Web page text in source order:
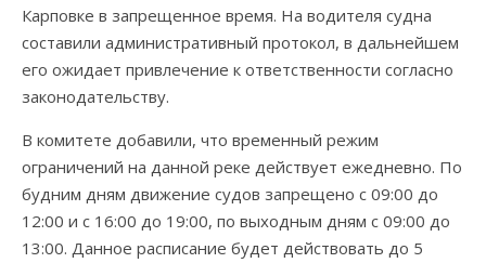
Карповке в запрещенное время. На водителя судна
составили административный протокол, в дальнейшем
его ожидает привлечение к ответственности согласно
законодательству.
В комитете добавили, что временный режим
ограничений на данной реке действует ежедневно. По
будним дням движение судов запрещено с 09:00 до
12:00 и с 16:00 до 19:00, по выходным дням с 09:00 до
13:00. Данное расписание будет действовать до 5